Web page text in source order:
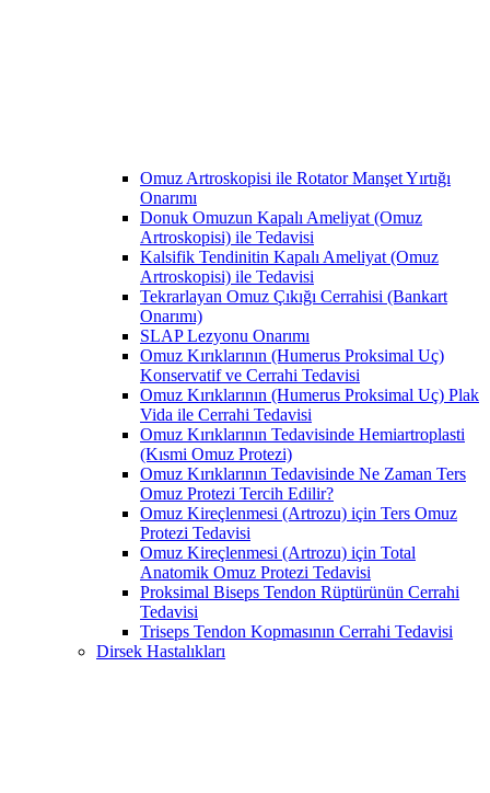
Omuz Artroskopisi ile Rotator Manşet Yırtığı
Onarımı
Donuk Omuzun Kapalı Ameliyat (Omuz
Artroskopisi) ile Tedavisi
Kalsifik Tendinitin Kapalı Ameliyat (Omuz
Artroskopisi) ile Tedavisi
Tekrarlayan Omuz Çıkığı Cerrahisi (Bankart
Onarımı)
SLAP Lezyonu Onarımı
Omuz Kırıklarının (Humerus Proksimal Uç)
Konservatif ve Cerrahi Tedavisi
Omuz Kırıklarının (Humerus Proksimal Uç) Plak
Vida ile Cerrahi Tedavisi
Omuz Kırıklarının Tedavisinde Hemiartroplasti
(Kısmi Omuz Protezi)
Omuz Kırıklarının Tedavisinde Ne Zaman Ters
Omuz Protezi Tercih Edilir?
Omuz Kireçlenmesi (Artrozu) için Ters Omuz
Protezi Tedavisi
Omuz Kireçlenmesi (Artrozu) için Total
Anatomik Omuz Protezi Tedavisi
Proksimal Biseps Tendon Rüptürünün Cerrahi
Tedavisi
Triseps Tendon Kopmasının Cerrahi Tedavisi
Dirsek Hastalıkları